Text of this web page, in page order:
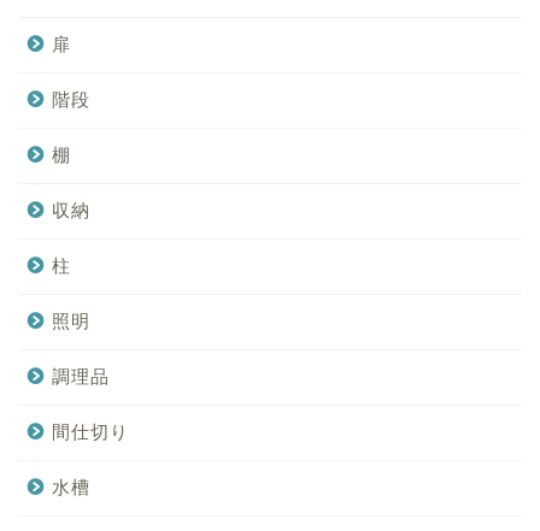
扉
階段
棚
収納
柱
照明
調理品
間仕切り
水槽